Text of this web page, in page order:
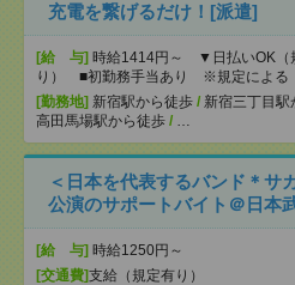
充電を繋げるだけ！[派遣]
[給 与] 時給1414円～ ▼日払いOK（
り） ■初勤務手当あり ※規定による
[勤務地] 新宿駅から徒歩 / 新宿三丁目駅
高田馬場駅から徒歩 / …
＜日本を代表するバンド＊サ
公演のサポートバイト＠日本
[給 与] 時給1250円～
[交通費]支給（規定有り）